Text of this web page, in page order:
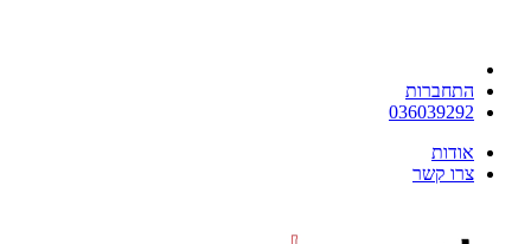
התחברות
036039292
אודות
צרו קשר